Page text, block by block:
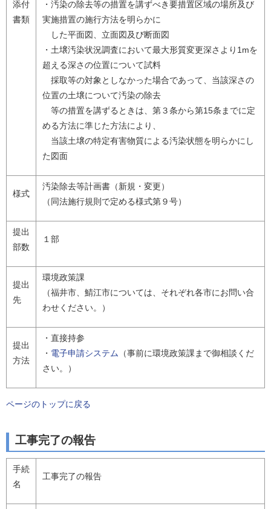
添付
書類
・汚染の除去等の措置を講ずべき要措置区域の場所及び
実施措置の施行方法を明らかに
した平面図、立面図及び断面図
・土壌汚染状況調査において最大形質変更深さより1mを
超える深さの位置について試料
採取等の対象としなかった場合であって、当該深さの
位置の土壌について汚染の除去
等の措置を講ずるときは、第３条から第15条までに定
める方法に準じた方法により、
当該土壌の特定有害物質による汚染状態を明らかにし
た図面
様式
汚染除去等計画書（新規・変更）
（同法施行規則で定める様式第９号）
提出
部数
１部
提出
先
環境政策課
（福井市、鯖江市については、それぞれ各市にお問い合
わせください。）
提出
方法
・直接持参
・ 電子申請システム
（事前に環境政策課まで御相談くだ
さい。）
ページのトップに戻る
工事完了の報告
手続
名
工事完了の報告